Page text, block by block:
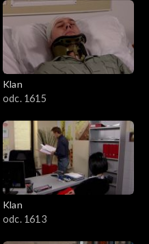
Klan
odc. 1615
Klan
odc. 1613